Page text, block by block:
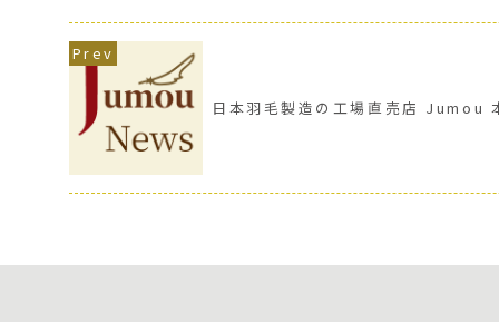
日本羽毛製造の工場直売店 Jumou